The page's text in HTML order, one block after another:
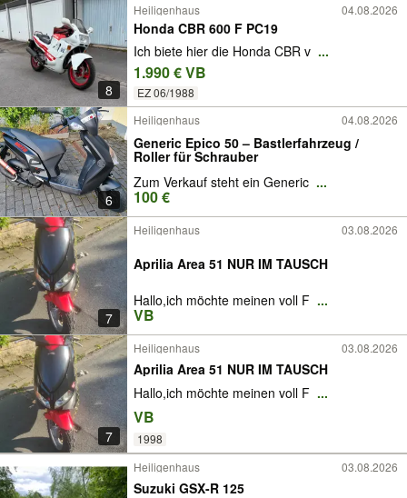
8
Heiligenhaus 04.08.2026
Honda CBR 600 F PC19
Ich biete hier die Honda CBR v ...
1.990 € VB
EZ 06/1988
6
Heiligenhaus 04.08.2026
Generic Epico 50 – Bastlerfahrzeug /
Roller für Schrauber
Zum Verkauf steht ein Generic ...
100 €
7
Heiligenhaus 03.08.2026
Aprilia Area 51 NUR IM TAUSCH
Hallo,ich möchte meinen voll F ...
VB
7
Heiligenhaus 03.08.2026
Aprilia Area 51 NUR IM TAUSCH
Hallo,ich möchte meinen voll F ...
VB
1998
Heiligenhaus 03.08.2026
Suzuki GSX-R 125